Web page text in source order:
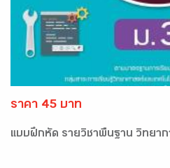
ราคา 45 บาท
แบบฝึกหัด รายวิชาพื้นฐาน วิทยา